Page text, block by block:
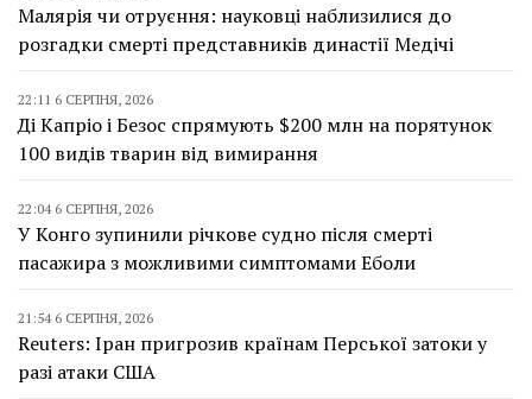
Малярія чи отруєння: науковці наблизилися до
розгадки смерті представників династії Медічі
22:11 6 СЕРПНЯ, 2026
Ді Капріо і Безос спрямують $200 млн на порятунок
100 видів тварин від вимирання
22:04 6 СЕРПНЯ, 2026
У Конго зупинили річкове судно після смерті
пасажира з можливими симптомами Еболи
21:54 6 СЕРПНЯ, 2026
Reuters: Іран пригрозив країнам Перської затоки у
разі атаки США